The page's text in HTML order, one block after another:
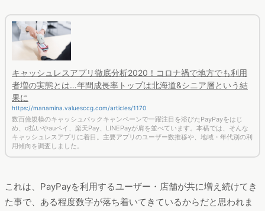
キャッシュレスアプリ徹底分析2020！コロナ禍で地方でも利用
者増の実態とは…年間成長率トップは北海道&シニア層という結
果に
https://manamina.valuesccg.com/articles/1170
数百億規模のキャッシュバックキャンペーンで一躍注目を浴びたPayPayをはじ
め、d払いやauペイ、楽天Pay、LINEPayが肩を並べています。本稿では、そんな
キャッシュレスアプリに着目。主要アプリのユーザー数推移や、地域・年代別の利
用傾向を調査しました。
これは、PayPayを利用するユーザー・店舗が共に増え続けてき
た事で、ある程度数字が落ち着いてきているからだと思われま